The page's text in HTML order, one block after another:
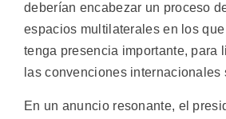
deberían encabezar un proceso
espacios multilaterales en los
tenga presencia importante, para
las convenciones internacionales
En un anuncio resonante, el